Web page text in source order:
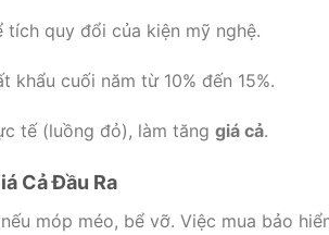
quy đổi của kiện mỹ nghệ.
khẩu cuối năm từ 10% đến 15%.
tế (luồng đỏ), làm tăng giá cả.
Cả Đầu Ra
móp méo, bể vỡ. Việc mua bảo